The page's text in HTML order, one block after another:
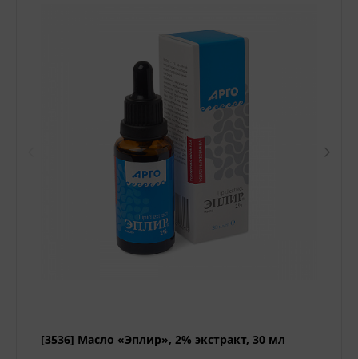
[3536] Масло «Эплир», 2% экстракт, 30 мл